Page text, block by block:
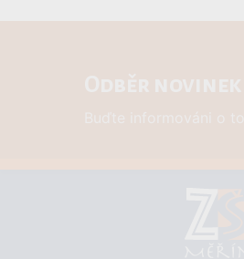
Buďte informováni o